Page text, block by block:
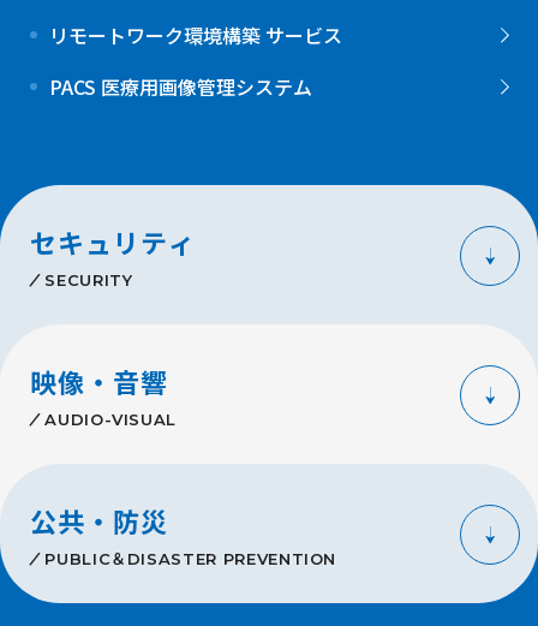
リモートワーク環境構築 サービス
PACS 医療用画像管理システム
セキュリティ
SECURITY
映像・音響
AUDIO-VISUAL
公共・防災
PUBLIC＆DISASTER PREVENTION